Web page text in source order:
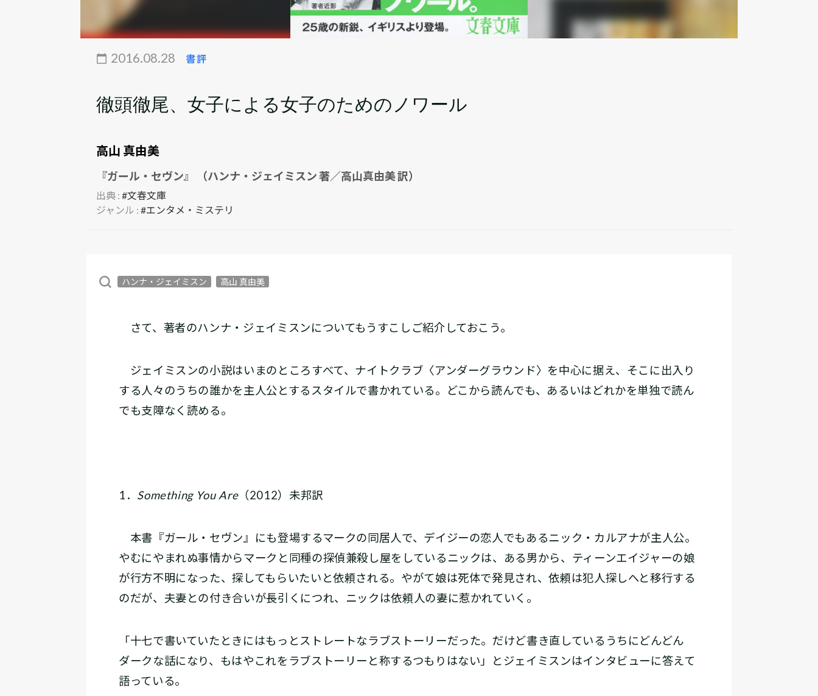
2016.08.28 書評
徹頭徹尾、女子による女子のためのノワール
高山 真由美
『ガール・セヴン』 （ハンナ・ジェイミスン 著／高山真由美 訳）
出典 : #文春文庫
ジャンル : #エンタメ・ミステリ
ハンナ・ジェイミスン 高山 真由美
さて、著者のハンナ・ジェイミスンについてもうすこしご紹介しておこう。
ジェイミスンの小説はいまのところすべて、ナイトクラブ〈アンダーグラウンド〉を中心に据え、そこに出入り
する人々のうちの誰かを主人公とするスタイルで書かれている。どこから読んでも、あるいはどれかを単独で読ん
でも支障なく読める。
1． Something You Are（2012）未邦訳
本書『ガール・セヴン』にも登場するマークの同居人で、デイジーの恋人でもあるニック・カルアナが主人公。
やむにやまれぬ事情からマークと同種の探偵兼殺し屋をしているニックは、ある男から、ティーンエイジャーの娘
が行方不明になった、探してもらいたいと依頼される。やがて娘は死体で発見され、依頼は犯人探しへと移行する
のだが、夫妻との付き合いが長引くにつれ、ニックは依頼人の妻に惹かれていく。
「十七で書いていたときにはもっとストレートなラブストーリーだった。だけど書き直しているうちにどんどん
ダークな話になり、もはやこれをラブストーリーと称するつもりはない」とジェイミスンはインタビューに答えて
語っている。